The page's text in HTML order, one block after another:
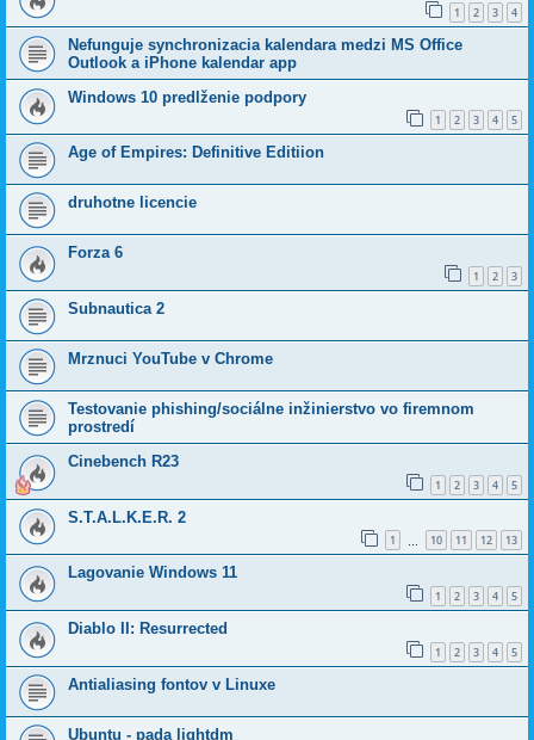
1 2 3 4
Nefunguje synchronizacia kalendara medzi MS Office
Outlook a iPhone kalendar app
Windows 10 predlženie podpory
1 2 3 4 5
Age of Empires: Definitive Editiion
druhotne licencie
Forza 6
1 2 3
Subnautica 2
Mrznuci YouTube v Chrome
Testovanie phishing/sociálne inžinierstvo vo firemnom
prostredí
Cinebench R23
1 2 3 4 5
S.T.A.L.K.E.R. 2
1 10 11 12 13
Lagovanie Windows 11
1 2 3 4 5
Diablo II: Resurrected
1 2 3 4 5
Antialiasing fontov v Linuxe
Ubuntu - pada lightdm